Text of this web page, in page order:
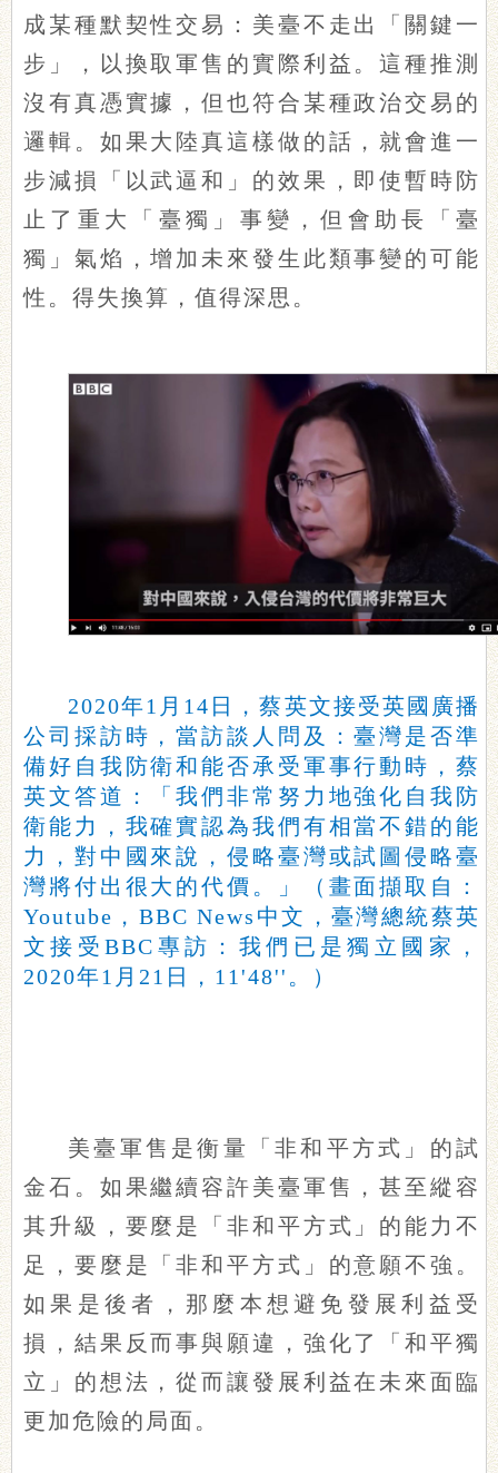
成某種默契性交易：美臺不走出「關鍵一
步」，以換取軍售的實際利益。這種推測
沒有真憑實據，但也符合某種政治交易的
邏輯。如果大陸真這樣做的話，就會進一
步減損「以武逼和」的效果，即使暫時防
止了重大「臺獨」事變，但會助長「臺
獨」氣焰，增加未來發生此類事變的可能
性。得失換算，值得深思。
2020年1月14日，蔡英文接受英國廣播
公司採訪時，當訪談人問及：臺灣是否準
備好自我防衛和能否承受軍事行動時，蔡
英文答道：「我們非常努力地強化自我防
衛能力，我確實認為我們有相當不錯的能
力，對中國來說，侵略臺灣或試圖侵略臺
灣將付出很大的代價。」（畫面擷取自：
Youtube，BBC News中文，臺灣總統蔡英
文接受BBC專訪：我們已是獨立國家，
2020年1月21日，11'48''。）
美臺軍售是衡量「非和平方式」的試
金石。如果繼續容許美臺軍售，甚至縱容
其升級，要麼是「非和平方式」的能力不
足，要麼是「非和平方式」的意願不強。
如果是後者，那麼本想避免發展利益受
損，結果反而事與願違，強化了「和平獨
立」的想法，從而讓發展利益在未來面臨
更加危險的局面。